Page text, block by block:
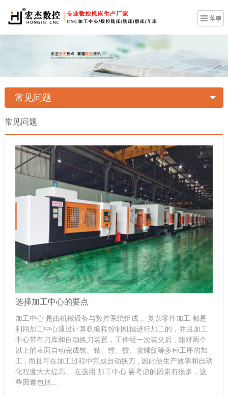
常见问题
常见问题
选择加工中心的要点
加工中心 是由机械设备与数控系统组成， 复杂零件加工 都是
利用加工中心通过计算机编程控制机械进行加工的，并且加工
中心带有刀库和自动换刀装置，工件经一次装夹后 , 能对两个
以上的表面自动完成铣、钻、镗、铰、攻螺纹等多种工序的加
工 , 而且可在加工过程中完成自动换刀 , 因此使生产效率和自动
化程度大大提高。 在选用 加工中心 要考虑的因素有很多，这
些因素包括...